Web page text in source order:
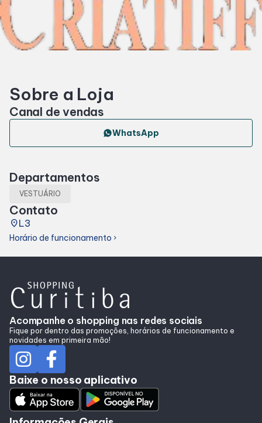
Fique por dentro
Lojas e Restaurantes
Alimentação
Sobre a Loja
Canal de vendas
WhatsApp
Departamentos
VESTUÁRIO
Contato
placeL3
Horário de funcionamento chevron_right
Acompanhe o shopping nas redes sociais
Fique por dentro das promoções, horários de funcionamento e
novidades em primeira mão!
Baixe o nosso aplicativo